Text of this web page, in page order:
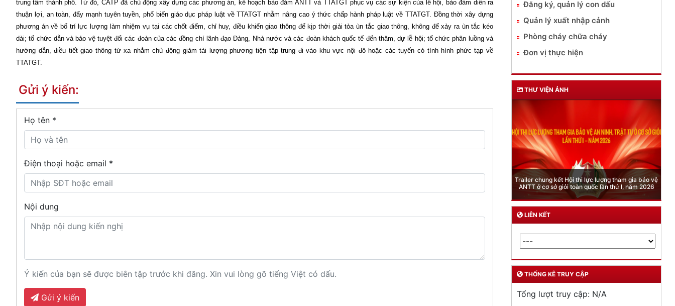
trung tâm thành phố. Từ đó, CATP đã chủ động xây dựng các phương án, kế hoạch bảo đảm ANTT và TTATGT phục vụ các sự kiện của lễ hội, bảo đảm diễn ra
thuận lợi, an toàn, đẩy mạnh tuyên tuyền, phổ biến giáo dục pháp luật về TTATGT nhằm nâng cao ý thức chấp hành pháp luật về TTATGT. Đồng thời xây dựng
phương án về bố trí lực lượng làm nhiệm vụ tại các chốt điểm, chỉ huy, điều khiển giao thông để kịp thời giải tỏa ùn tắc giao thông, không để xảy ra ùn tắc kéo
dài; tổ chức dẫn và bảo vệ tuyệt đối các đoàn của các đồng chí lãnh đạo Đảng, Nhà nước và các đoàn khách quốc tế đến thăm, dự lễ hội; tổ chức phân luồng và
hướng dẫn, điều tiết giao thông từ xa nhằm chủ động giảm tải lượng phương tiện tập trung đi vào khu vực nội đô hoặc các tuyến có tình hình phức tạp về
TTATGT.
Gửi ý kiến:
Họ tên *
Điện thoại hoặc email *
Nội dung
Ý kiến của bạn sẽ được biên tập trước khi đăng. Xin vui lòng gõ tiếng Việt có dấu.
Gửi ý kiến
Đăng ký, quản lý con dấu
Quản lý xuất nhập cảnh
Phòng cháy chữa cháy
Đơn vị thực hiện
THƯ VIỆN ẢNH
Phòng Quản lý xuất nhập cảnh: Hướng dẫn những
quy định mới trong lĩnh vực xuất cảnh, nhập cảnh
của công dân việt nam từ ngày 01/7/2026
LIÊN KẾT
THỐNG KÊ TRUY CẬP
Tổng lượt truy cập: N/A